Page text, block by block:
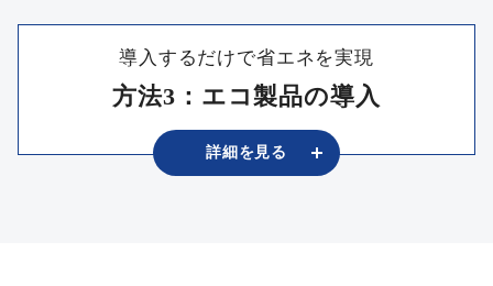
導入するだけで省エネを実現
方法3：エコ製品の導入
詳細を⾒る